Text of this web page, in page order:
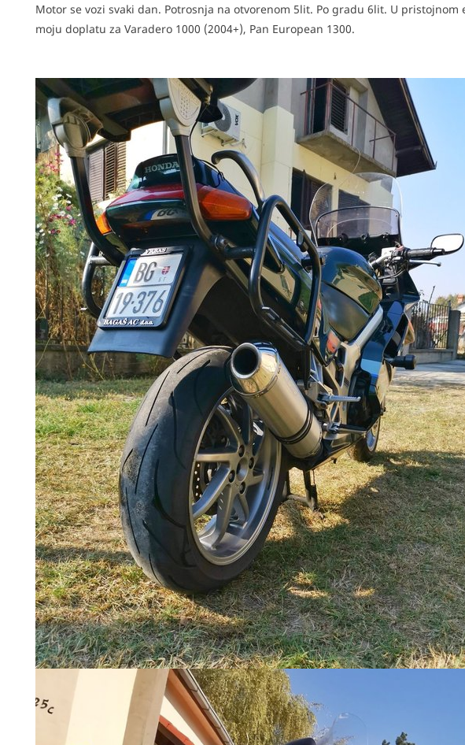
Motor se vozi svaki dan. Potrosnja na otvorenom 5lit. Po gradu 6lit. U
moju doplatu za Varadero 1000 (2004+), Pan European 1300.